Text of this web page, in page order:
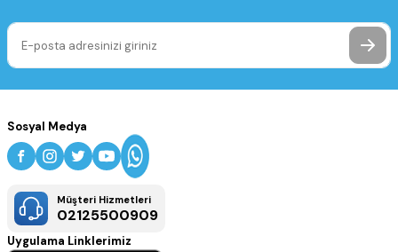
Sosyal Medya
Müşteri Hizmetleri
02125500909
Uygulama Linklerimiz